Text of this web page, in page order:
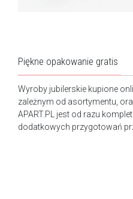
Piękne opakowanie gratis
Wyroby jubilerskie kupione
zależnym od asortymentu,
APART.PL jest od razu
dodatkowych przygotowań